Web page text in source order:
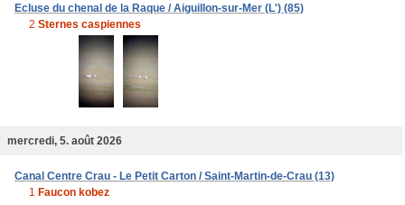
Ecluse du chenal de la Raque / Aiguillon-sur-Mer (L') (85)
2 Sternes caspiennes
mercredi, 5. août 2026
Canal Centre Crau - Le Petit Carton / Saint-Martin-de-Crau (13)
1 Faucon kobez